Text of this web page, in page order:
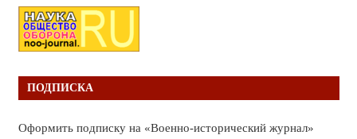
ПОДПИСКА
Оформить подписку на «Военно-исторический журнал»